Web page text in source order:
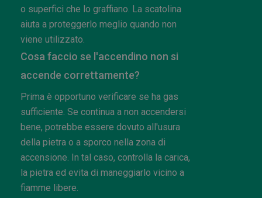
o superfici che lo graffiano. La scatolina
aiuta a proteggerlo meglio quando non
viene utilizzato.
Cosa faccio se l'accendino non si
accende correttamente?
Prima è opportuno verificare se ha gas
sufficiente. Se continua a non accendersi
bene, potrebbe essere dovuto all'usura
della pietra o a sporco nella zona di
accensione. In tal caso, controlla la carica,
la pietra ed evita di maneggiarlo vicino a
fiamme libere.